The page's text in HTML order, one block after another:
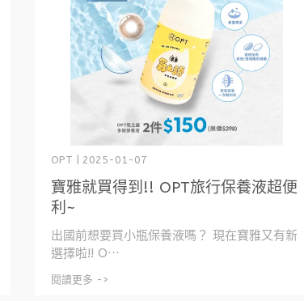
寶雅就買得到!! OPT旅行保養液超便
利~
OPT | 2025-01-07
出國前想要買小瓶保養液嗎？ 現在寶雅又有新
選擇啦!! O⋯
閱讀更多 ->